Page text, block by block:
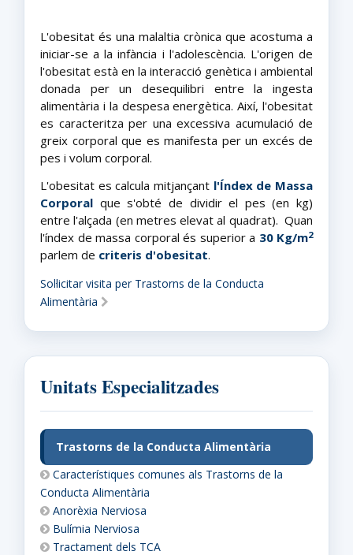
L'obesitat és una malaltia crònica que acostuma a
iniciar-se a la infància i l'adolescència. L'origen de
l'obesitat està en la interacció genètica i ambiental
donada per un desequilibri entre la ingesta
alimentària i la despesa energètica. Així, l'obesitat
es caracteritza per una excessiva acumulació de
greix corporal que es manifesta per un excés de
pes i volum corporal.
L'obesitat es calcula mitjançant l'Índex de Massa
Corporal que s'obté de dividir el pes (en kg)
entre l'alçada (en metres elevat al quadrat). Quan
l'índex de massa corporal és superior a 30 Kg/m2
parlem de criteris d'obesitat.
Sol·licitar visita per Trastorns de la Conducta
Alimentària
Unitats Especialitzades
Trastorns de la Conducta Alimentària
Característiques comunes als Trastorns de la
Conducta Alimentària
Anorèxia Nerviosa
Bulímia Nerviosa
Tractament dels TCA